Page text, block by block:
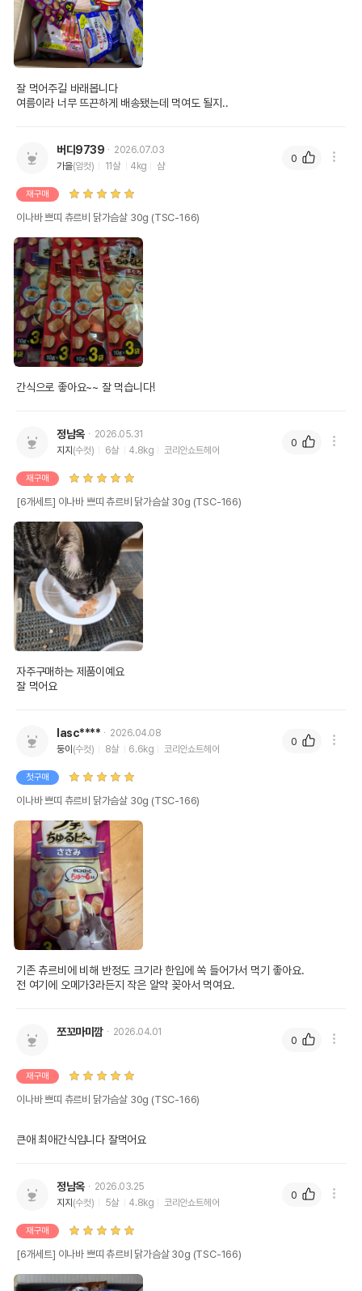
잘 먹어주길 바래봅니다
여름이라 너무 뜨끈하게 배송됐는데 먹여도 될지..
버디9739
2026.07.03
가을(암컷) 11살 4kg 샴
재구매
이나바 쁘띠 츄르비 닭가슴살 30g (TSC-166)
간식으로 좋아요~~ 잘 먹습니다!
0
정남옥
2026.05.31
지지 (수컷) 6살 4.8kg 코리안쇼트헤어
재구매
[6개세트] 이나바 쁘띠 츄르비 닭가슴살 30g (TSC-166)
자주구매하는 제품이예요
잘 먹어요
0
lasc****
2026.04.08
둥이 (수컷) 8살 6.6kg 코리안쇼트헤어
첫구매
이나바 쁘띠 츄르비 닭가슴살 30g (TSC-166)
기존 츄르비에 비해 반정도 크기라 한입에 쏙 들어가서 먹기 좋아요.
전 여기에 오메가3라든지 작은 알약 꽂아서 먹여요.
0
쪼꼬마미깜 2026.04.01
재구매
이나바 쁘띠 츄르비 닭가슴살 30g (TSC-166)
큰애 최애간식입니다 잘먹어요
0
정남옥
2026.03.25
지지 (수컷) 5살 4.8kg 코리안쇼트헤어
재구매
[6개세트] 이나바 쁘띠 츄르비 닭가슴살 30g (TSC-166)
0